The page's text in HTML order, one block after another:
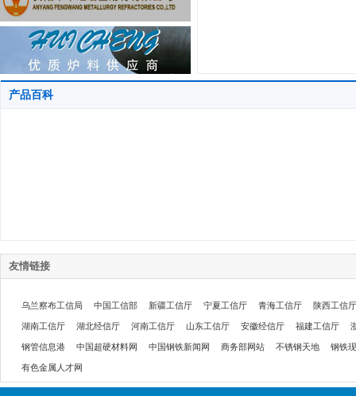
产品百科
友情链接
乌兰察布工信局 中国工信部 新疆工信厅 宁夏工信厅 青海工信厅 陕西工信厅
湖南工信厅 湖北经信厅 河南工信厅 山东工信厅 安徽经信厅 福建工信厅
钢管信息港 中国超硬材料网 中国钢铁新闻网 商务部网站 不锈钢天地 钢铁
有色金属人才网